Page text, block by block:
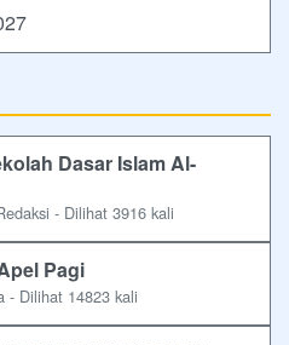
Dasar Islam Al-
- Dilihat 3916 kali
Pagi
- Dilihat 14823 kali